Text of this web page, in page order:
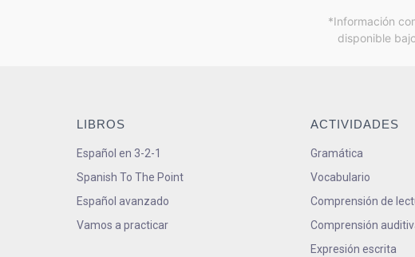
*Información
disponible
LIBROS
Español en 3-2-1
Spanish To The Point
Español avanzado
Vamos a practicar
ACTIVIDADES
Gramática
Vocabulario
Comprensión de
Comprensión
Expresión escrita